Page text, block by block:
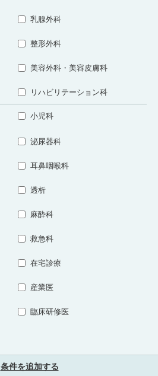
乳腺外科
整形外科
美容外科・美容皮膚科
リハビリテーション科
小児科
泌尿器科
耳鼻咽喉科
透析
麻酔科
救急科
在宅診療
産業医
臨床研修医
条件を追加する